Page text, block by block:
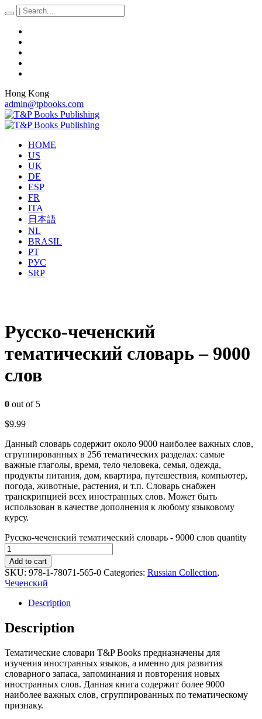
Hong Kong
admin@tpbooks.com
HOME
US
UK
DE
ESP
FR
ITA
日本語
NL
BRASIL
PT
РУС
SRP
Русско-чеченский
тематический словарь – 9000
слов
0 out of 5
$9.99
Данный словарь содержит около 9000 наиболее важных слов,
сгруппированных в 256 тематических разделах: самые
важные глаголы, время, тело человека, семья, одежда,
продукты питания, дом, квартира, путешествия, компьютер,
погода, животные, растения, и т.п. Словарь снабжен
транскрипцией всех иностранных слов. Может быть
использован в качестве дополнения к любому языковому
курсу.
Русско-чеченский тематический словарь - 9000 слов quantity
Add to cart
SKU: 978-1-78071-565-0 Categories: Russian Collection,
Чеченский
Description
Description
Тематические словари T&P Books предназначены для
изучения иностранных языков, а именно для развития
словарного запаса, запоминания и повторения новых
иностранных слов. Данная книга содержит более 9000
наиболее важных слов, сгруппированных по тематическому
признаку.